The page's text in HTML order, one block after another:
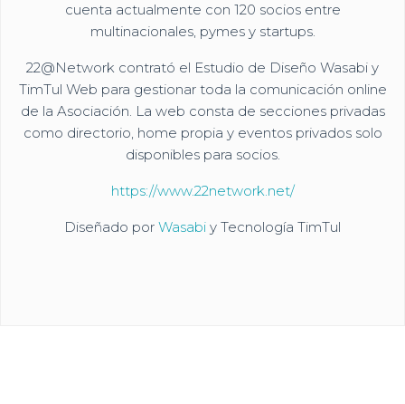
cuenta actualmente con 120 socios entre
multinacionales, pymes y startups.
22@Network contrató el Estudio de Diseño Wasabi y
TimTul Web para gestionar toda la comunicación online
de la Asociación. La web consta de secciones privadas
como directorio, home propia y eventos privados solo
disponibles para socios.
https://www.22network.net/
Diseñado por Wasabi y Tecnología TimTul